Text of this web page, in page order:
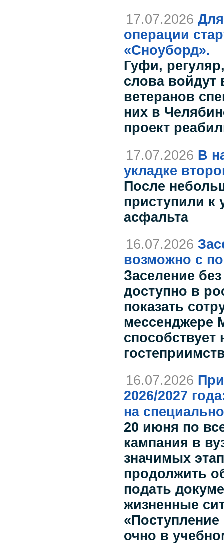
17.07.2026
операции
«Сноуборд».
Гуфи,
слова войдут
ветеранов
них в
проект
17.07.2026 В
укладке
После
приступили к
асфальта
16.07.2026
возможно с
Заселение
доступно в
показать
мессенджере
16.07.2026
2026/2027
на
20 июня по
кампания в
значимых
продолжить
подать
жизненные
очно в